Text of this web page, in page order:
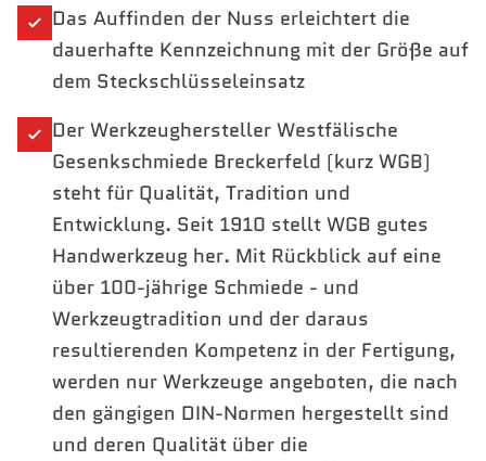
Das Auffinden der Nuss erleichtert die
dauerhafte Kennzeichnung mit der Größe auf
dem Steckschlüsseleinsatz
Der Werkzeughersteller Westfälische
Gesenkschmiede Breckerfeld (kurz WGB)
steht für Qualität, Tradition und
Entwicklung. Seit 1910 stellt WGB gutes
Handwerkzeug her. Mit Rückblick auf eine
über 100-jährige Schmiede - und
Werkzeugtradition und der daraus
resultierenden Kompetenz in der Fertigung,
werden nur Werkzeuge angeboten, die nach
den gängigen DIN-Normen hergestellt sind
und deren Qualität über die